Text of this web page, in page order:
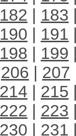
182 | 183
190 | 191
198 | 199
206 | 207
214 | 215
222 | 223
230 | 231